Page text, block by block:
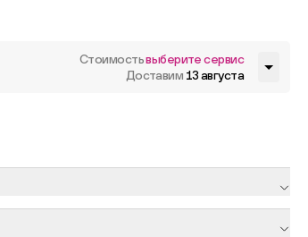
Стоимостьвыберите сервис
Доставим 13 августа